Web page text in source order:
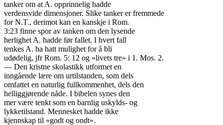
tanker om at A. opprinnelig hadde
verdensvide dimensjoner. Slike tanker er fremmede
for N.T., derimot kan en kanskje i Rom.
3:23 finne spor av tanken om den lysende
herlighet A. hadde før fallet. I hvert fall
tenkes A. ha hatt mulighet for å bli
udødelig, jfr Rom. 5: 12 og »livets tre» i 1. Mos. 2.
— Den kristne skolastikk utformet en
inngående lære om urtilstanden, som dels
omfattet en naturlig fullkommenhet, dels den
helliggjørende nåde. I bibelen synes den
mer være tenkt som en barnlig uskylds- og
lykketilstand. Mennesket hadde ikke
kjennskap til »godt og ondt».